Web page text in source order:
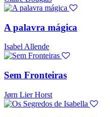
A palavra mágica
Isabel Allende
Sem Fronteiras
Jørn Lier Horst